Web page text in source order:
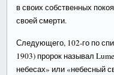
в своих собственных
своей смерти.
Следующего, 102-го по
1903) пророк называл
небесах» или «небесный